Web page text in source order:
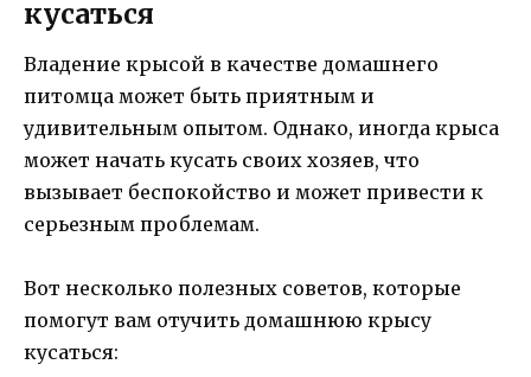
кусаться
Владение крысой в качестве домашнего
питомца может быть приятным и
удивительным опытом. Однако, иногда крыса
может начать кусать своих хозяев, что
вызывает беспокойство и может привести к
серьезным проблемам.
Вот несколько полезных советов, которые
помогут вам отучить домашнюю крысу
кусаться: